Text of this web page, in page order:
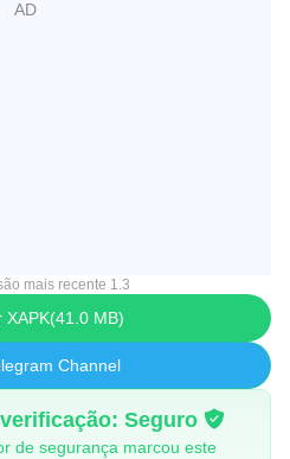
mais recente 1.3
XAPK 41.0 MB
Channel
Seguro
de segurança marcou este